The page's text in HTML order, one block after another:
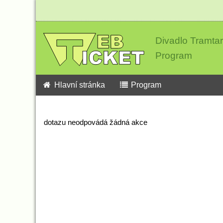
Divadlo
Program
Hlavní stránka Program
dotazu neodpovádá žádná akce